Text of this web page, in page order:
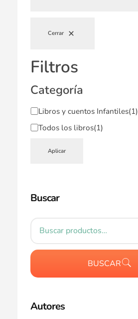
Cerrar
Filtros
Categoría
Libros y cuentos Infantiles(1)
Todos los libros(1)
Aplicar
Buscar
BUSCAR
Autores